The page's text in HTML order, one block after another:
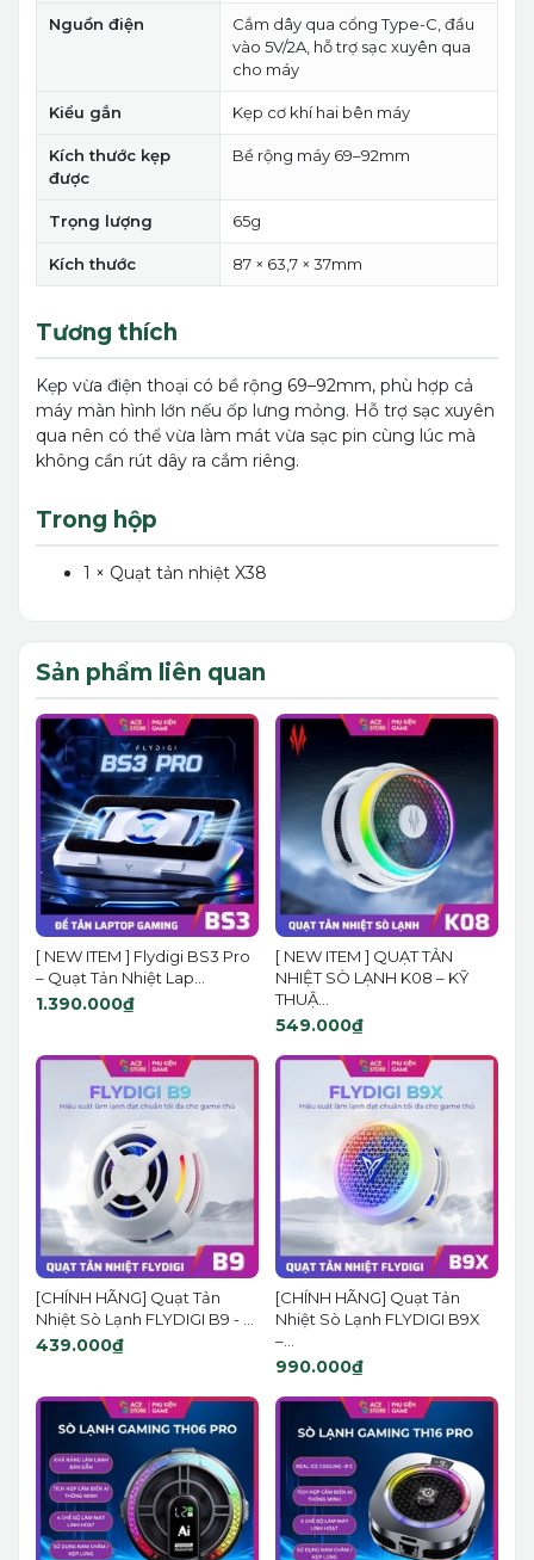
Nguồn điện
Cắm dây qua cổng Type-C, đầu
vào 5V/2A, hỗ trợ sạc xuyên qua
cho máy
Kiểu gắn Kẹp cơ khí hai bên máy
Kích thước kẹp
được
Bề rộng máy 69–92mm
Trọng lượng 65g
Kích thước 87 × 63,7 × 37mm
Tương thích
Kẹp vừa điện thoại có bề rộng 69–92mm, phù hợp cả
máy màn hình lớn nếu ốp lưng mỏng. Hỗ trợ sạc xuyên
qua nên có thể vừa làm mát vừa sạc pin cùng lúc mà
không cần rút dây ra cắm riêng.
Trong hộp
1 × Quạt tản nhiệt X38
Sản phẩm liên quan
[ NEW ITEM ] Flydigi BS3 Pro
– Quạt Tản Nhiệt Lap...
1.390.000₫
[ NEW ITEM ] QUẠT TẢN
NHIỆT SÒ LẠNH K08 – KỸ
THUẬ...
549.000₫
[CHÍNH HÃNG] Quạt Tản
Nhiệt Sò Lạnh FLYDIGI B9 - ...
439.000₫
[CHÍNH HÃNG] Quạt Tản
Nhiệt Sò Lạnh FLYDIGI B9X
–...
990.000₫